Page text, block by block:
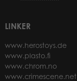
LINKER
www.herostoys.de
www.plasto.fi
www.chrom.no
www.crimescene.net